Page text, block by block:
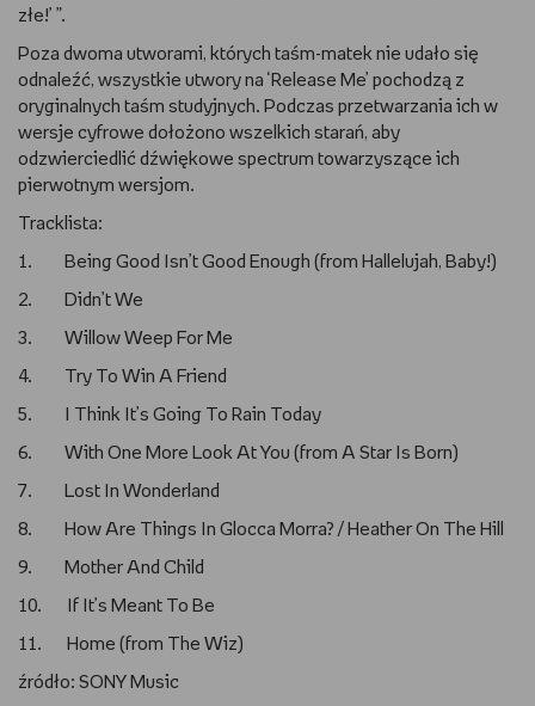
złe!’ ”.
Poza dwoma utworami, których taśm-matek nie udało się
odnaleźć, wszystkie utwory na ‘Release Me’ pochodzą z
oryginalnych taśm studyjnych. Podczas przetwarzania ich w
wersje cyfrowe dołożono wszelkich starań, aby
odzwierciedlić dźwiękowe spectrum towarzyszące ich
pierwotnym wersjom.
Tracklista:
1. Being Good Isn’t Good Enough (from Hallelujah, Baby!)
2. Didn’t We
3. Willow Weep For Me
4. Try To Win A Friend
5. I Think It’s Going To Rain Today
6. With One More Look At You (from A Star Is Born)
7. Lost In Wonderland
8. How Are Things In Glocca Morra? / Heather On The Hill
9. Mother And Child
10. If It’s Meant To Be
11. Home (from The Wiz)
źródło: SONY Music